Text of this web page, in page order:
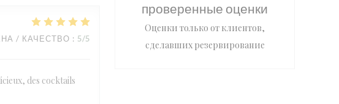
/ КАЧЕСТВО : 5/5
des cocktails
проверенные оценки
Оценки только от клиентов,
сделавших резервирование